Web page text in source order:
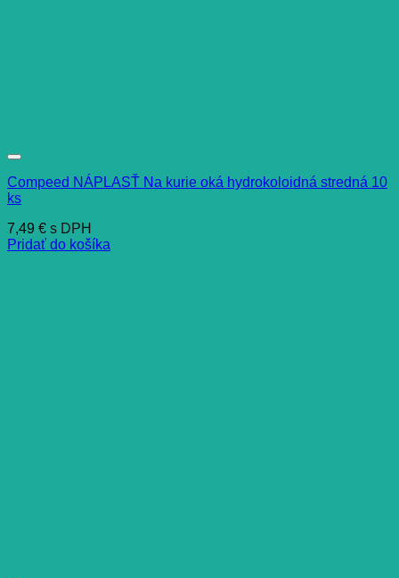
Compeed NÁPLASŤ Na kurie oká hydrokoloidná stredná 10
ks
7,49 € s DPH
Pridať do košíka